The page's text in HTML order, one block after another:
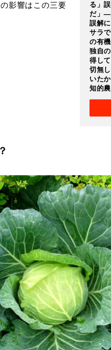
る」
だ」
誤解
サラ
の有
独自
得し
切無
いた
知的
影響はこの三要